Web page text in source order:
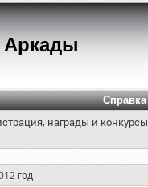
Аркады
Справка
награды и конкурсы
год